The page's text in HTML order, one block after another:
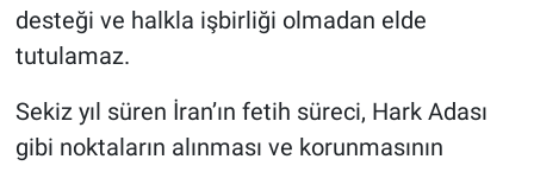
desteği ve halkla işbirliği olmadan elde
tutulamaz.
Sekiz yıl süren İran’ın fetih süreci, Hark Adası
gibi noktaların alınması ve korunmasının